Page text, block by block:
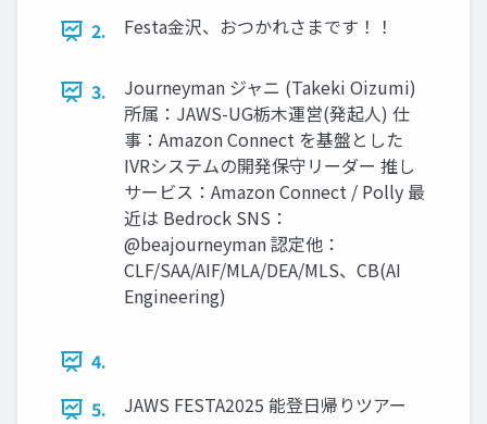
2. Festa金沢、おつかれさまです！！
3.
Journeyman ジャニ (Takeki Oizumi)
所属：JAWS-UG栃木運営(発起人) 仕
事：Amazon Connect を基盤とした
IVRシステムの開発保守リーダー 推し
サービス：Amazon Connect / Polly 最
近は Bedrock SNS：
@beajourneyman 認定他：
CLF/SAA/AIF/MLA/DEA/MLS、CB(AI
Engineering)
4.
5.
JAWS FESTA2025 能登日帰りツアー